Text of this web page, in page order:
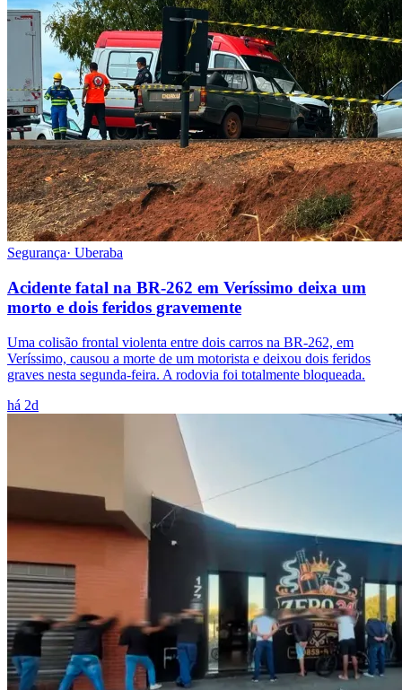
Segurança· Uberaba
Acidente fatal na BR-262 em Veríssimo deixa um
morto e dois feridos gravemente
Uma colisão frontal violenta entre dois carros na BR-262, em
Veríssimo, causou a morte de um motorista e deixou dois feridos
graves nesta segunda-feira. A rodovia foi totalmente bloqueada.
há 2d